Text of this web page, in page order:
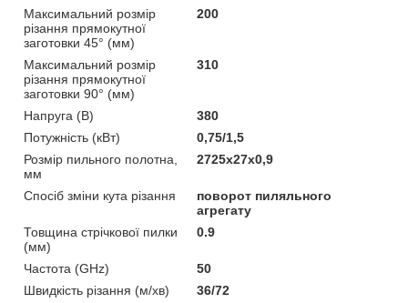
Максимальний розмір
різання прямокутної
заготовки 45° (мм)
200
Максимальний розмір
різання прямокутної
заготовки 90° (мм)
310
Напруга (В)
380
Потужність (кВт)
0,75/1,5
Розмір пильного полотна,
мм
2725x27x0,9
Спосіб зміни кута різання
поворот пиляльного
агрегату
Товщина стрічкової пилки
(мм)
0.9
Частота (GHz)
50
Швидкість різання (м/хв)
36/72